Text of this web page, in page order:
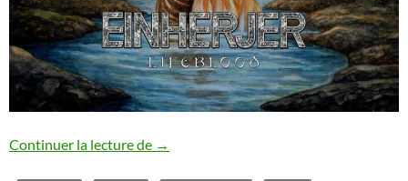
Continuer la lecture de Einherjer : nouveau single
→